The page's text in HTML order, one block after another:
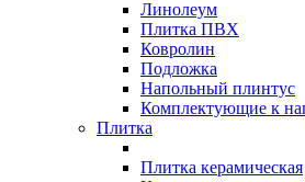
Линолеум
Плитка ПВХ
Ковролин
Подложка
Напольный плинтус
Комплектующие к
Плитка
Плитка керамическая